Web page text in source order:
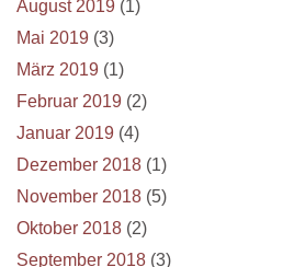
August 2019 (1)
Mai 2019 (3)
März 2019 (1)
Februar 2019 (2)
Januar 2019 (4)
Dezember 2018 (1)
November 2018 (5)
Oktober 2018 (2)
September 2018 (3)